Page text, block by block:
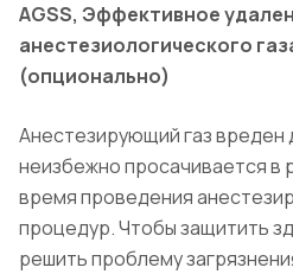
AGSS, Эффективное
анестезиологического
(опционально)
Анестезирующий газ вреден
неизбежно просачивается в
время проведения
процедур.Чтобы защитить
решить проблему